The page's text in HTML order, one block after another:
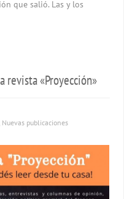
que salió. Las y los
revista «Proyección»
Nuevas publicaciones